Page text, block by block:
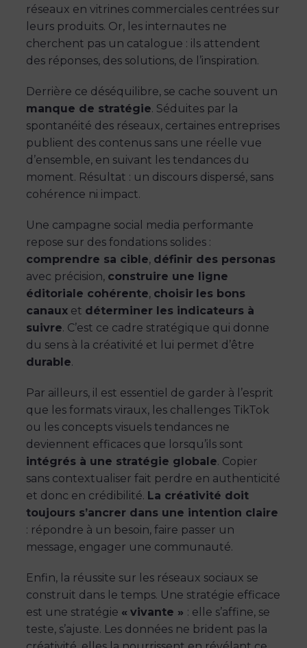
réseaux en vitrines commerciales centrées sur
leurs produits. Or, les internautes ne
cherchent pas un catalogue : ils attendent
des réponses, des solutions, de l’inspiration.
Derrière ce déséquilibre, se cache souvent un
manque de stratégie. Séduites par la
spontanéité des réseaux, certaines entreprises
publient des contenus sans une réelle vue
d’ensemble, en suivant les tendances du
moment. Résultat : un discours dispersé, sans
cohérence ni impact.
Une campagne social media performante
repose sur des fondations solides :
comprendre sa cible, définir des personas
avec précision, construire une ligne
éditoriale cohérente, choisir les bons
canaux et déterminer les indicateurs à
suivre. C’est ce cadre stratégique qui donne
du sens à la créativité et lui permet d’être
durable.
Par ailleurs, il est essentiel de garder à l’esprit
que les formats viraux, les challenges TikTok
ou les concepts visuels tendances ne
deviennent efficaces que lorsqu’ils sont
intégrés à une stratégie globale. Copier
sans contextualiser fait perdre en authenticité
et donc en crédibilité. La créativité doit
toujours s’ancrer dans une intention claire
: répondre à un besoin, faire passer un
message, engager une communauté.
Enfin, la réussite sur les réseaux sociaux se
construit dans le temps. Une stratégie efficace
est une stratégie « vivante » : elle s’affine, se
teste, s’ajuste. Les données ne brident pas la